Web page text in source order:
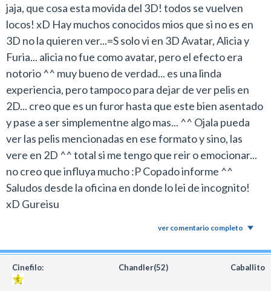
jaja, que cosa esta movida del 3D! todos se vuelven
locos! xD Hay muchos conocidos mios que si no es en
3D no la quieren ver...=S solo vi en 3D Avatar, Alicia y
Furia... alicia no fue como avatar, pero el efecto era
notorio ^^ muy bueno de verdad... es una linda
experiencia, pero tampoco para dejar de ver pelis en
2D... creo que es un furor hasta que este bien asentado
y pase a ser simplementne algo mas... ^^ Ojala pueda
ver las pelis mencionadas en ese formato y sino, las
vere en 2D ^^ total si me tengo que reir o emocionar...
no creo que influya mucho :P Copado informe ^^
Saludos desde la oficina en donde lo lei de incognito!
xD Gureisu
ver comentario completo
Cinefilo: Chandler(52) Caballito